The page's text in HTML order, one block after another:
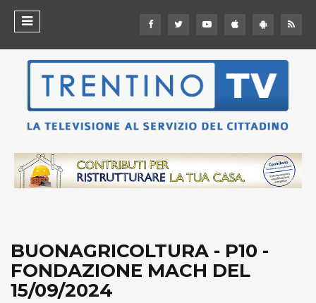
BUONAGRICOLTURA - P10 -
FONDAZIONE MACH DEL
15/09/2024